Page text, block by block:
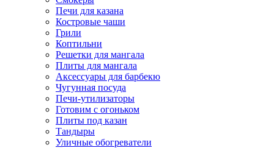
Печи для казана
Костровые чаши
Грили
Коптильни
Решетки для мангала
Плиты для мангала
Аксессуары для барбекю
Чугунная посуда
Печи-утилизаторы
Готовим с огоньком
Плиты под казан
Тандыры
Уличные обогреватели